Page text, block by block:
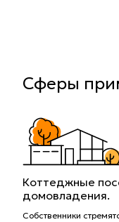
Сферы
Коттеджные
домовладения.
Собственники